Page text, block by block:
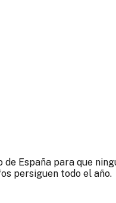
España para que
persiguen todo el año.